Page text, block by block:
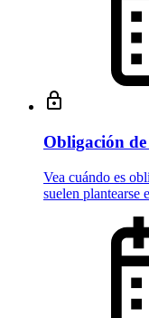
Obligación
Vea cuándo es
suelen plantearse